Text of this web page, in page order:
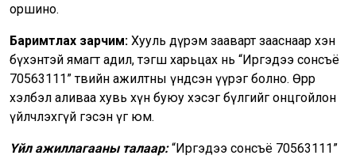
оршино.
Баримтлах зарчим: Хууль дүрэм зааварт зааснаар хэн
бүхэнтэй ямагт адил, тэгш харьцах нь “Иргэдээ сонсъё
70563111” төвийн ажилтны үндсэн үүрэг болно. Өөрөөр
хэлбэл аливаа хувь хүн буюу хэсэг бүлгийг онцгойлон
үйлчлэхгүй гэсэн үг юм.
Үйл ажиллагааны талаар: “Иргэдээ сонсъё 70563111”